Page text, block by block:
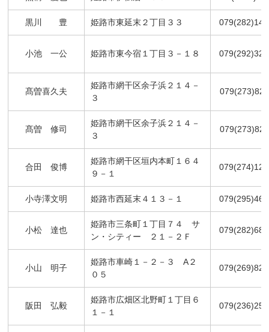
黒川 豊 姫路市東延末２丁目３３
小池 一公 姫路市東今宿１丁目３－１８
髙曽喜久夫
姫路市網干区余子浜２１４－
３
髙曽 修司
姫路市網干区余子浜２１４－
３
合田 俊博
姫路市網干区垣内本町１６４
９－１
小寺澤文明 姫路市西延末４１３－１
小松 達也
姫路市三条町１丁目７４ サ
ン・シティー ２１－２Ｆ
小山 明子
姫路市車崎１－２－３ A２
０５
阪田 弘毅
姫路市広畑区北野町１丁目６
１－１